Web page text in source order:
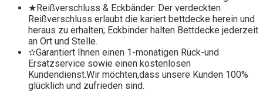
★Reißverschluss & Eckbänder: Der verdeckten
Reißverschluss erlaubt die kariert bettdecke herein und
heraus zu erhalten; Eckbinder halten Bettdecke jederzeit
an Ort und Stelle.
✫Garantiert Ihnen einen 1-monatigen Rück-und
Ersatzservice sowie einen kostenlosen
Kundendienst.Wir möchten,dass unsere Kunden 100%
glücklich und zufrieden sind.